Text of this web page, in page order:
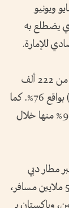
ويونيو
يضطلع به
للإمارة.
وشهد المطار خلال النصف الأول من العام، تسيير أكثر من 222 ألف
رحلة، مع تسجيل معدل حمولة (نسبة إشغال المقاعد) بواقع 76%. كما
تعامل المطار بكفاءة مع 41.8 مليون حقيبة، تم تسليم 91% منها خلال
مطار دبي
الدولي، خلال النصف الأول من العام الجاري، بواقع 5.9 ملايين مسافر،